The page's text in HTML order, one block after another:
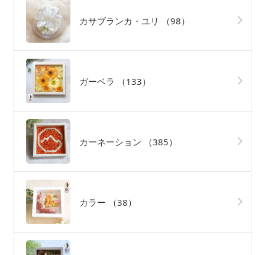
カサブランカ・ユリ （98）
ガーベラ （133）
カーネーション （385）
カラー （38）